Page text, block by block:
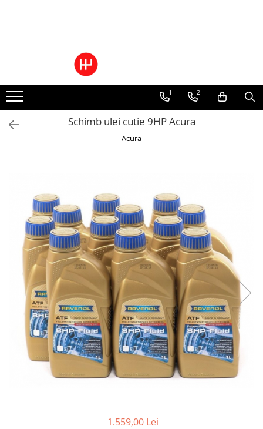
Pachete Cutie Automata
Pachete Cutie Manuala
Pachete Grup Diferential
Reparatii convertizoare de cuplu
Climatizare Auto
Piese cutii de viteze automata
1 2
Schimb ulei cutie 9HP Acura
Acura
1.559,00 Lei